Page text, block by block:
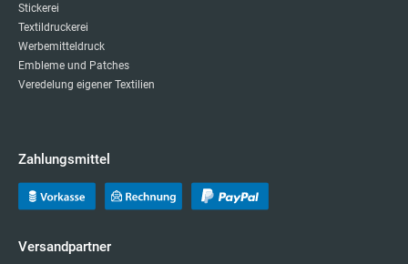
Stickerei
Textildruckerei
Werbemitteldruck
Embleme und Patches
Veredelung eigener Textilien
Zahlungsmittel
Versandpartner